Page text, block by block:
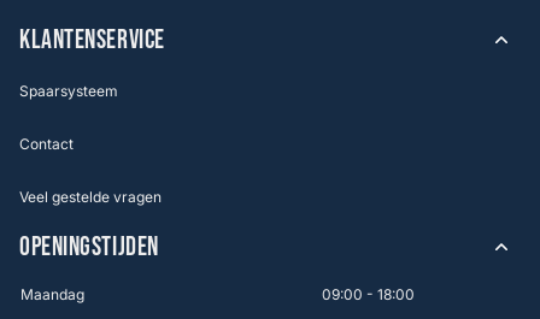
KLANTENSERVICE
Spaarsysteem
Contact
Veel gestelde vragen
OPENINGSTIJDEN
Maandag
09:00 - 18:00